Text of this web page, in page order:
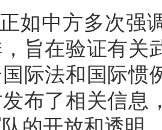
如中方多次强
旨在验证有关
际法和国际惯
布了相关信息